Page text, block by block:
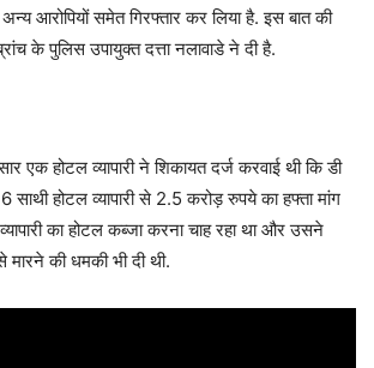
आरोपियों समेत गिरफ्तार कर लिया है. इस बात की
के पुलिस उपायुक्त दत्ता नलावाडे ने दी है.
एक होटल व्यापारी ने शिकायत दर्ज करवाई थी कि डी
होटल व्यापारी से 2.5 करोड़ रुपये का हफ्ता मांग
का होटल कब्जा करना चाह रहा था और उसने
मारने की धमकी भी दी थी.